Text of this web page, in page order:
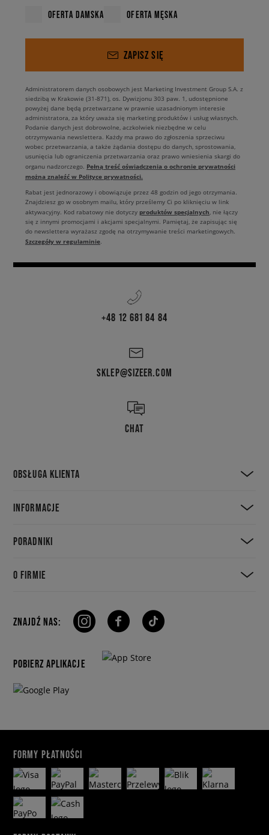
OFERTA DAMSKA OFERTA MĘSKA
ZAPISZ SIĘ
Administratorem danych osobowych jest Marketing Investment Group S.A. z
siedzibą w Krakowie (31-871), os. Dywizjonu 303 paw. 1, udostępnione
powyżej dane będą przetwarzane w prawnie uzasadnionym interesie
administratora, za który uważa się marketing produktów i usług własnych.
Podanie danych jest dobrowolne, aczkolwiek niezbędne w celu
otrzymywania newslettera. Każdy ma prawo do zgłoszenia sprzeciwu
wobec przetwarzania, a także żądania dostępu do danych, sprostowania,
usunięcia lub ograniczenia przetwarzania oraz prawo wniesienia skargi do
organu nadzorczego. Pełną treść oświadczenia o ochronie prywatności
można znaleźć w Polityce prywatności.
Rabat jest jednorazowy i obowiązuje przez 48 godzin od jego otrzymania.
Znajdziesz go w osobnym mailu, który prześlemy Ci po kliknięciu w link
aktywacyjny. Kod rabatowy nie dotyczy produktów specjalnych, nie łączy
się z innymi promocjami i akcjami specjalnymi. Pamiętaj, że zapisując się
do newslettera wyrażasz zgodę na otrzymywanie treści marketingowych.
Szczegóły w regulaminie.
+48 12 681 84 84
SKLEP@SIZEER.COM
CHAT
OBSŁUGA KLIENTA
INFORMACJE
PORADNIKI
O FIRMIE
ZNAJDŹ NAS:
POBIERZ APLIKACJE
FORMY PŁATNOŚCI